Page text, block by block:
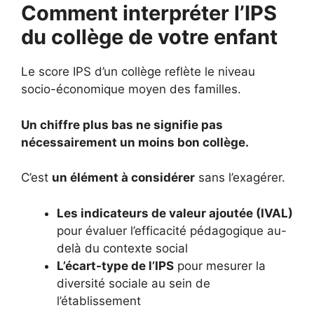
Comment interpréter l’IPS
du collège de votre enfant
Le score IPS d’un collège reflète le niveau
socio-économique moyen des familles.
Un chiffre plus bas ne signifie pas
nécessairement un moins bon collège.
C’est un élément à considérer sans l’exagérer.
Les indicateurs de valeur ajoutée (IVAL)
pour évaluer l’efficacité pédagogique au-
delà du contexte social
L’écart-type de l’IPS pour mesurer la
diversité sociale au sein de
l’établissement